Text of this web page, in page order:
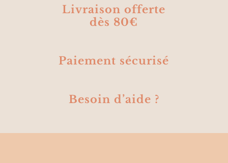
Livraison offerte
dès 80€
Paiement sécurisé
Besoin d’aide ?